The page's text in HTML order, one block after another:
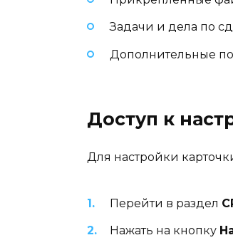
Задачи и дела по
Дополнительные
Доступ к
Для настройки
Перейти в раздел
Нажать на кнопку